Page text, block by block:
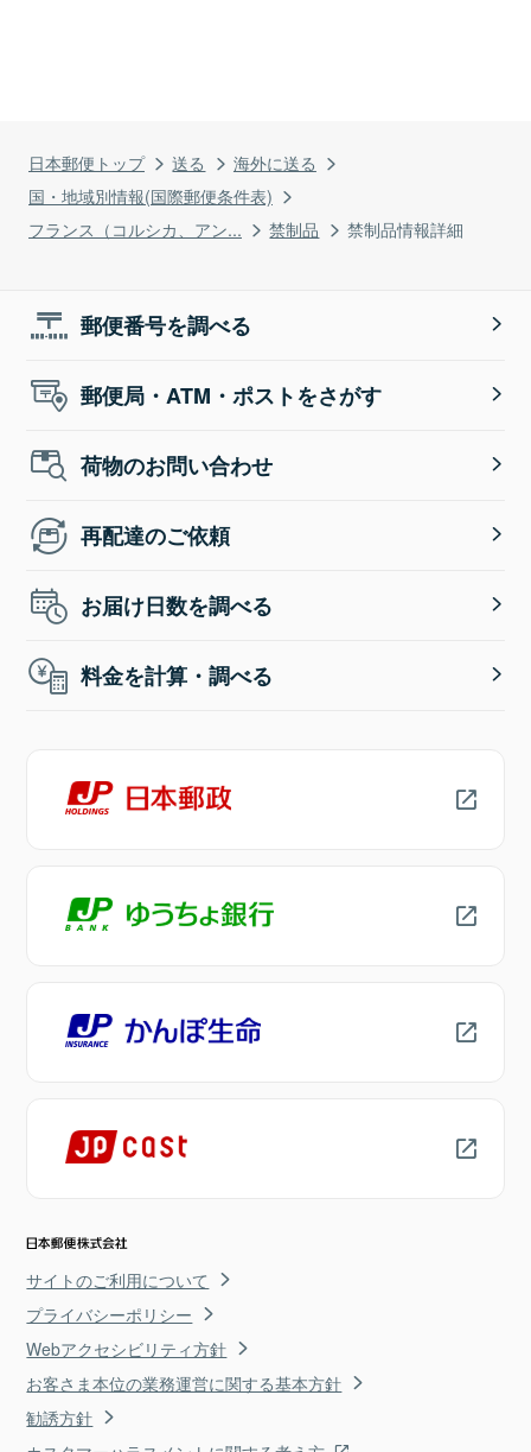
日本郵便トップ 送る
海外に送る
国・地域別情報(国際郵便条件表)
フランス（コルシカ、アン...
禁制品 禁制品情報詳細
郵便番号を調べる
郵便局・ATM・ポストをさがす
荷物のお問い合わせ
再配達のご依頼
お届け日数を調べる
料金を計算・調べる
サイトのご利用について
プライバシーポリシー
Webアクセシビリティ方針
お客さま本位の業務運営に関する基本方針
勧誘方針